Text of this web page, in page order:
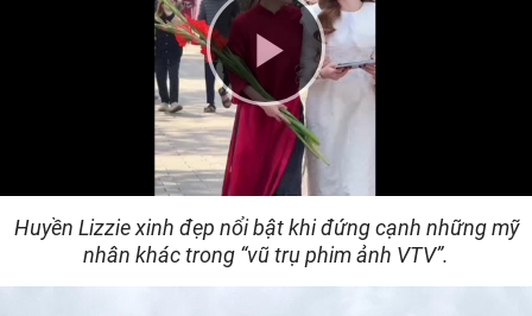
Play
Video
Huyền Lizzie xinh đẹp nổi bật khi đứng cạnh những mỹ
nhân khác trong “vũ trụ phim ảnh VTV”.